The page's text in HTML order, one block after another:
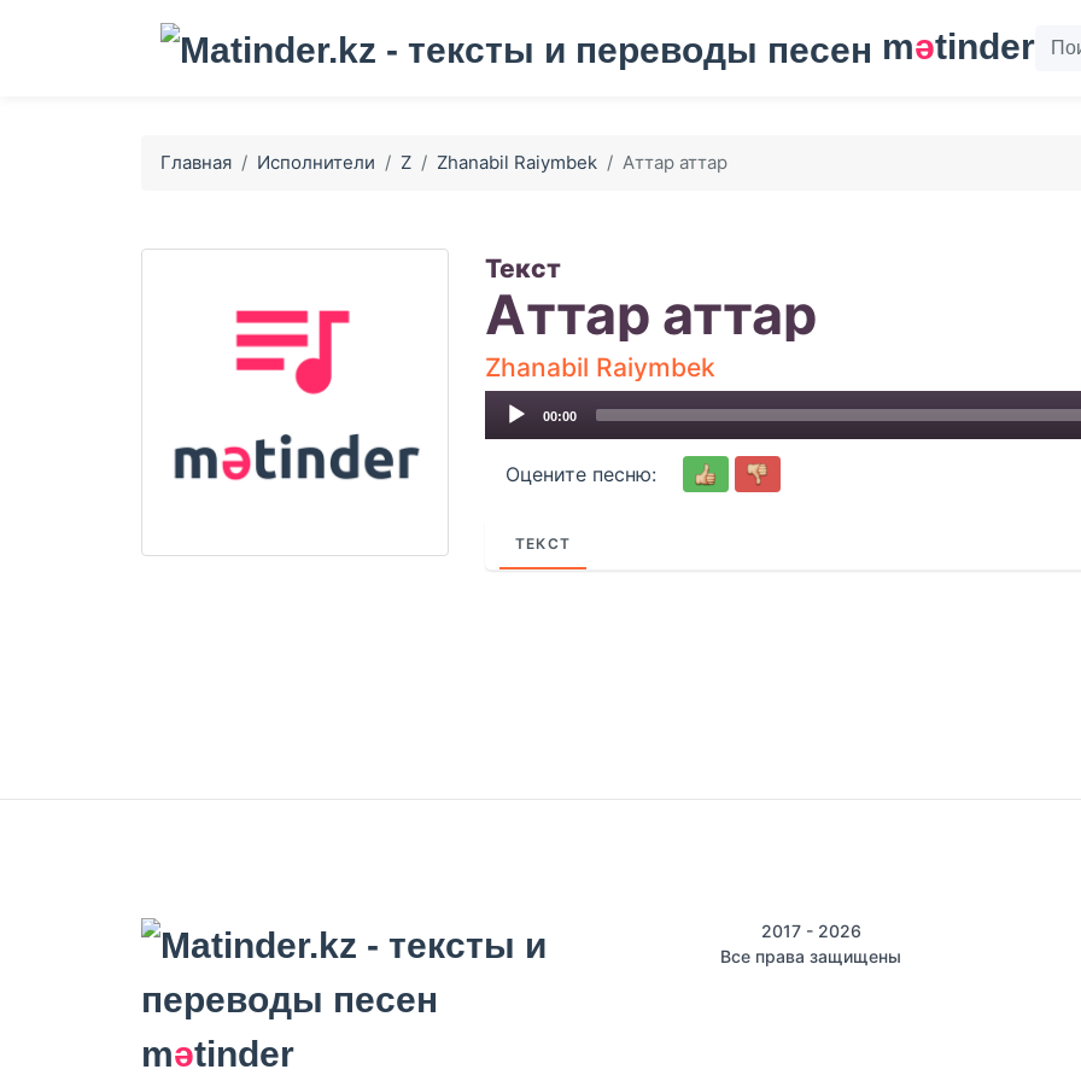
mәtinder
Главная Исполнители Z Zhanabil Raiymbek Аттар аттар
Текст
Аттар аттар
Zhanabil Raiymbek
Audio
Player
00:00
Оцените песню:
ТЕКСТ
mәtinder
2017 - 2026
Все права защищены